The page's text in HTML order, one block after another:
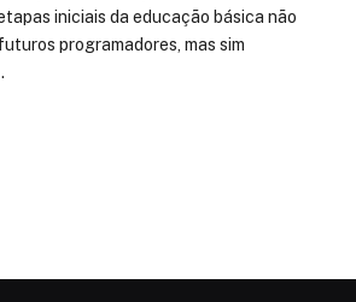
iniciais da educação básica não
programadores, mas sim